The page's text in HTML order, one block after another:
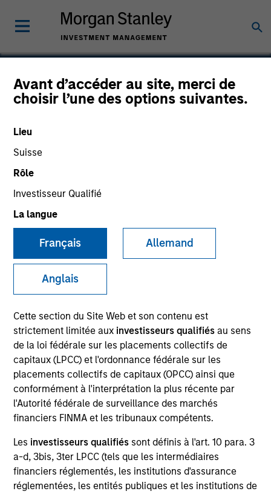
Avant d’accéder au site, merci de
choisir l’une des options suivantes.
Lieu
Suisse
Rôle
Investisseur Qualifié
La langue
Français Allemand
Anglais
Cette section du Site Web et son contenu est
strictement limitée aux investisseurs qualifiésau sens
de la loi fédérale sur les placements collectifs de
capitaux (LPCC) et l'ordonnance fédérale sur les
placements collectifs de capitaux (OPCC) ainsi que
conformément à l'interprétation la plus récente par
l'Autorité fédérale de surveillance des marchés
financiers FINMA et les tribunaux compétents.
Les investisseurs qualifiés sont définis à l'art. 10 para. 3
a-d, 3bis, 3ter LPCC (tels que les intermédiaires
financiers réglementés, les institutions d'assurance
réglementées, les entités publiques et les institutions de
Lightbend
SECTOR
Technology
COUNTRY
United States
Invested on
Nov 2020